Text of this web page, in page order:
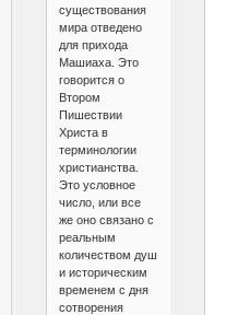
существования
мира отведено
для прихода
Машиаха. Это
говорится о
Втором
Пишествии
Христа в
терминологии
христианства.
Это условное
число, или все
же оно связано с
реальным
количеством душ
и историческим
временем с дня
сотворения